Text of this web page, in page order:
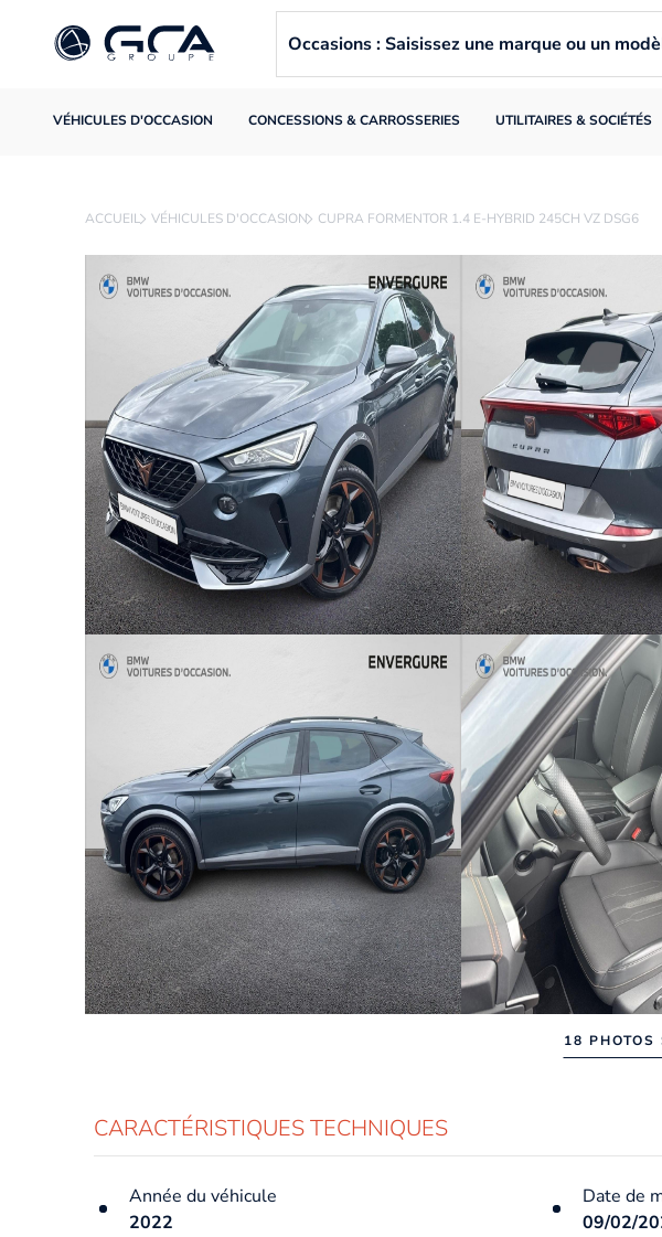
VÉHICULES D'OCCASION CONCESSIONS & CARROSSERIES UTILITAIRES & SOCIÉTÉS
Occasions : Saisissez une marque ou un
ACCUEIL VÉHICULES D'OCCASION CUPRA FORMENTOR 1.4 E-HYBRID 245CH VZ DSG6
18 PHOTOS
CARACTÉRISTIQUES TECHNIQUES
Année du véhicule
2022
Date de
09/02/